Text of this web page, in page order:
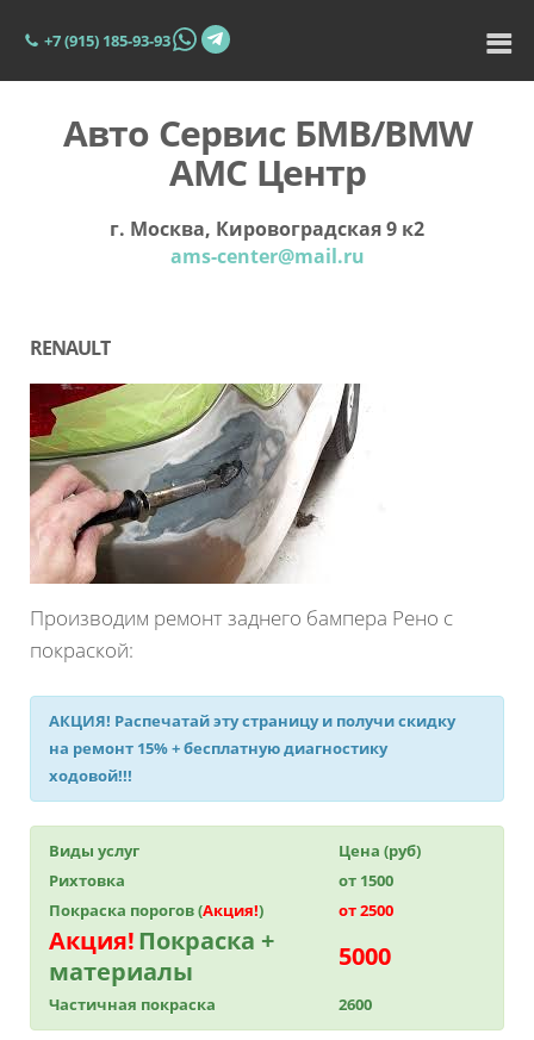
+7 (915) 185-93-93
Авто Сервис БМВ/BMW
АМС Центр
г. Москва, Кировоградская 9 к2
ams-center@mail.ru
RENAULT
Производим ремонт заднего бампера Рено с
покраской:
АКЦИЯ! Распечатай эту страницу и получискидку
на ремонт 15%+ бесплатную диагностику
ходовой!!!
Виды услуг
Цена (руб)
Рихтовка
от 1500
Покраска порогов (Акция!) от 2500
Акция!Покраска +
материалы
5000
Частичная покраска 2600